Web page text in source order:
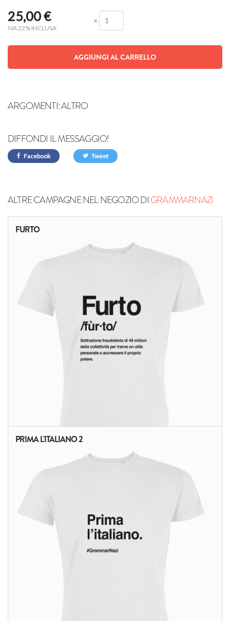
25,00€
IVA 22% INCLUSA
×
AGGIUNGI AL CARRELLO
ARGOMENTI:ALTRO
DIFFONDI IL MESSAGGIO!
Facebook Tweet
ALTRE CAMPAGNE NEL NEGOZIO DIGRAMMARNAZI
FURTO
PRIMA L'ITALIANO 2